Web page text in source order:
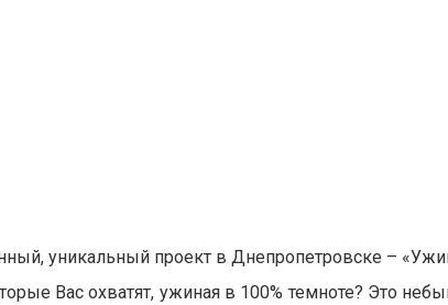
уникальный проект в Днепропетровске –
Вас охватят, ужиная в 100% темноте? Это